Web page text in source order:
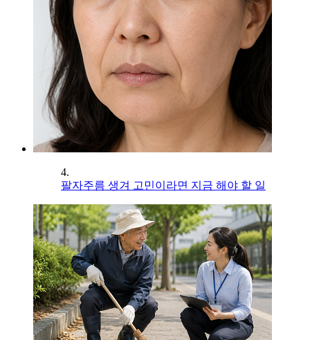
4.
팔자주름 생겨 고민이라면 지금 해야 할 일